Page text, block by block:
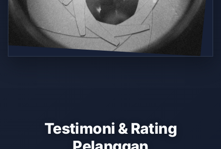
Testimoni & Rating